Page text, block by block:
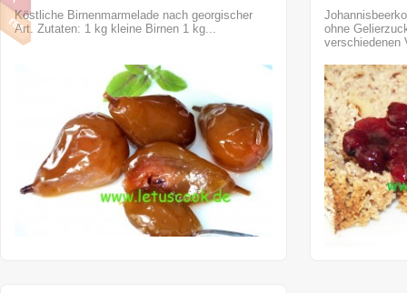
Köstliche Birnenmarmelade nach georgischer
Art. Zutaten: 1 kg kleine Birnen 1 kg...
ohne
verschiedenen
0
Comment